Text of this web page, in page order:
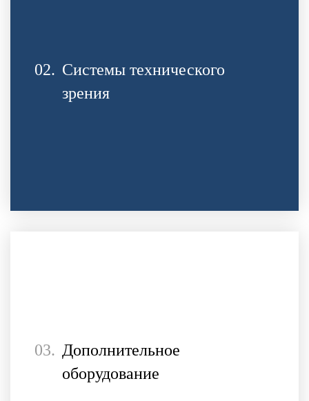
02. Системы технического
зрения
03. Дополнительное
оборудование